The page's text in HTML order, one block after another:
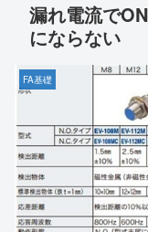
漏れ電流で
にならない
FA基礎